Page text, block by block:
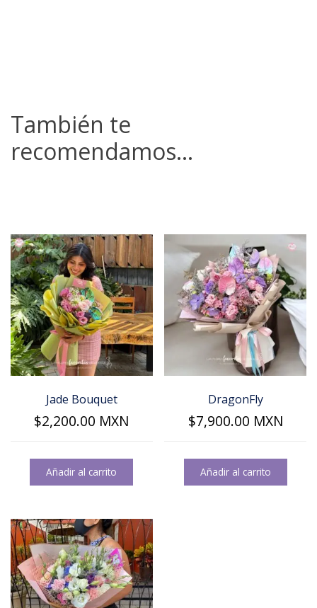
También te
recomendamos…
Jade Bouquet
$2,200.00 MXN
Añadir al carrito
DragonFly
$7,900.00 MXN
Añadir al carrito